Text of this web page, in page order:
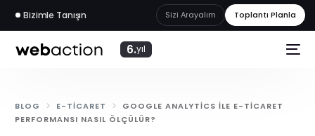
Bizimle Tanışın Sizi Arayalım Toplantı Planla
6.yıl
BLOG E-TICARET
GOOGLE ANALYTICS ILE E-TICARET
PERFORMANSI NASIL ÖLÇÜLÜR?